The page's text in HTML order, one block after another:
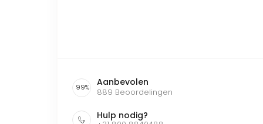
99% Aanbevolen
889 Beoordelingen
Hulp nodig?